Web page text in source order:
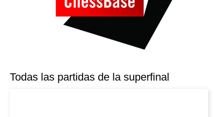
Todas las partidas de la superfinal